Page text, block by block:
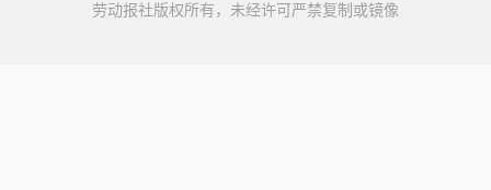
劳动报社版权所有，未经许可严禁复制或镜像